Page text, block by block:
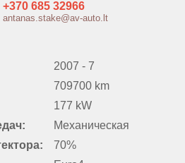
2007 - 7
709700 km
177 kW
Механическая
70%
+370 685 32966
antanas.stake@av-auto.lt